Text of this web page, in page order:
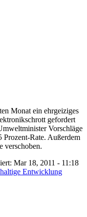
Monat ein ehrgeiziges
gefordert
Vorschläge
Prozent-Rate. Außerdem
verschoben.
Mar 18, 2011 - 11:18
Entwicklung